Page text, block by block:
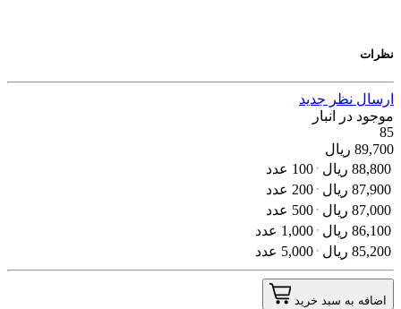
نظرات
ارسال نظر جدید
موجود در انبار
85
89,700 ریال
88,800 ریال
100 عدد
87,900 ریال
200 عدد
87,000 ریال
500 عدد
86,100 ریال
1,000 عدد
85,200 ریال 5,000 عدد
اضافه به سبد خرید